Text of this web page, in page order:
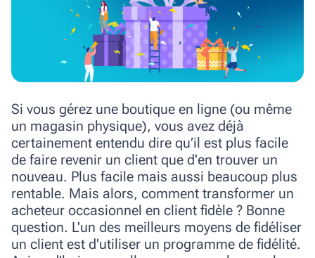
Si vous gérez une boutique en ligne (ou même
un magasin physique), vous avez déjà
certainement entendu dire qu’il est plus facile
de faire revenir un client que d'en trouver un
nouveau. Plus facile mais aussi beaucoup plus
rentable. Mais alors, comment transformer un
acheteur occasionnel en client fidèle ? Bonne
question. L'un des meilleurs moyens de fidéliser
un client est d'utiliser un programme de fidélité.